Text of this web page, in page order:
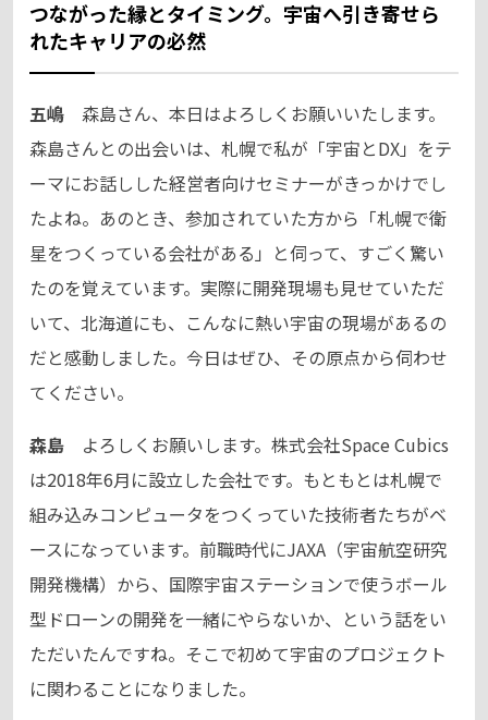
つながった縁とタイミング。宇宙へ引き寄せら
れたキャリアの必然
五嶋 森島さん、本日はよろしくお願いいたします。
森島さんとの出会いは、札幌で私が「宇宙とDX」をテ
ーマにお話しした経営者向けセミナーがきっかけでし
たよね。あのとき、参加されていた方から「札幌で衛
星をつくっている会社がある」と伺って、すごく驚い
たのを覚えています。実際に開発現場も見せていただ
いて、北海道にも、こんなに熱い宇宙の現場があるの
だと感動しました。今日はぜひ、その原点から伺わせ
てください。
森島 よろしくお願いします。株式会社Space Cubics
は2018年6月に設立した会社です。もともとは札幌で
組み込みコンピュータをつくっていた技術者たちがベ
ースになっています。前職時代にJAXA（宇宙航空研究
開発機構）から、国際宇宙ステーションで使うボール
型ドローンの開発を一緒にやらないか、という話をい
ただいたんですね。そこで初めて宇宙のプロジェクト
に関わることになりました。